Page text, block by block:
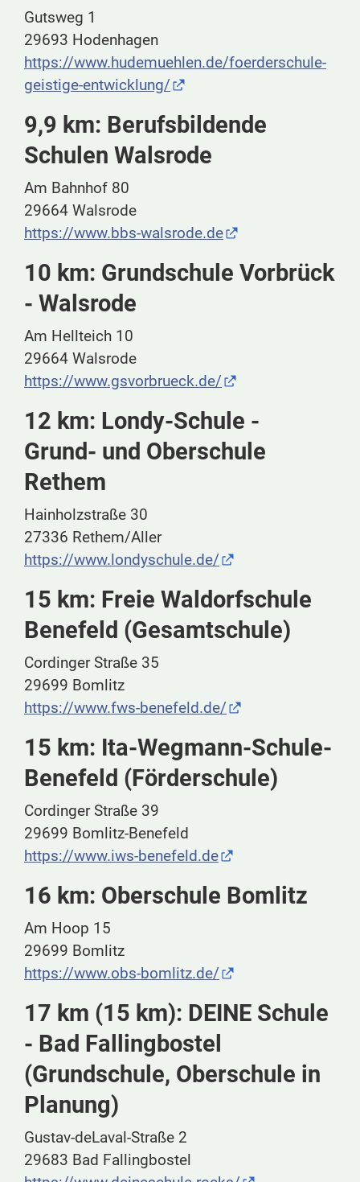
Gutsweg 1
29693 Hodenhagen
https://www.hudemuehlen.de/foerderschule-
geistige-entwicklung/
9,9 km: Berufsbildende
Schulen Walsrode
Am Bahnhof 80
29664 Walsrode
https://www.bbs-walsrode.de
10 km: Grundschule Vorbrück
- Walsrode
Am Hellteich 10
29664 Walsrode
https://www.gsvorbrueck.de/
12 km: Londy-Schule -
Grund- und Oberschule
Rethem
Hainholzstraße 30
27336 Rethem/Aller
https://www.londyschule.de/
15 km: Freie Waldorfschule
Benefeld (Gesamtschule)
Cordinger Straße 35
29699 Bomlitz
https://www.fws-benefeld.de/
15 km: Ita-Wegmann-Schule-
Benefeld (Förderschule)
Cordinger Straße 39
29699 Bomlitz-Benefeld
https://www.iws-benefeld.de
16 km: Oberschule Bomlitz
Am Hoop 15
29699 Bomlitz
https://www.obs-bomlitz.de/
17 km (15 km): DEINE Schule
- Bad Fallingbostel
(Grundschule, Oberschule in
Planung)
Gustav-deLaval-Straße 2
29683 Bad Fallingbostel